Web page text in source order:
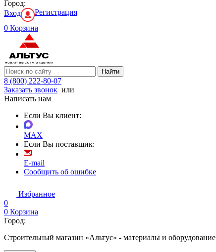
Город:
Вход
Регистрация
0 Корзина
Найти
8 (800) 222-80-07
Заказать звонок или
Написать нам
Если Вы клиент:
MAX
Если Вы поставщик:
E-mail
Сообщить об ошибке
Избранное
0
0 Корзина
Город:
Строительный магазин «Альтус» - материалы и оборудование